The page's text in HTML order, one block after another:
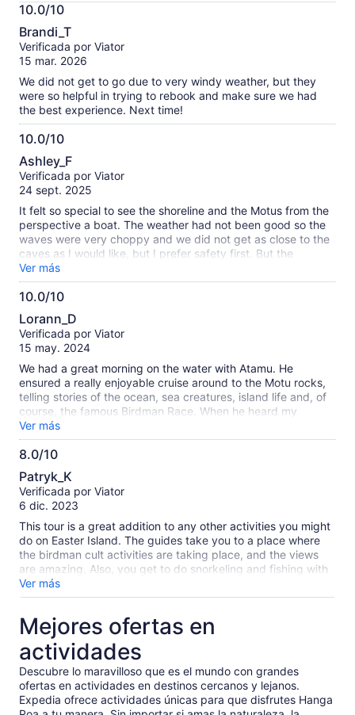
información
sobre
las
opiniones
10.0/10
10.0
de
10
Brandi_T
Verificada por Viator
15 mar. 2026
We did not get to go due to very windy weather, but they
were so helpful in trying to rebook and make sure we had
the best experience. Next time!
10.0/10
10.0
de
10
Ashley_F
Verificada por Viator
24 sept. 2025
It felt so special to see the shoreline and the Motus from the
perspective a boat. The weather had not been good so the
waves were very choppy and we did not get as close to the
caves as I would like, but I prefer safety first. But the
experience was magical. I felt very safe with the captain
though the waves were high. The captain only spoke
Spanish and I speak very elementary Spanish. So in my
communicate minimally enough to point out key points of
interest, discuss our love for fishing, and have an incredible
experience. I can’t wait to download my GoPro footage. The
guide is also an ancestral fisherman. I would have loved a
chance to hire him for a fishing charter to catch tuna.
Ver más
10.0/10
10.0
de
10
Lorann_D
Verificada por Viator
15 may. 2024
We had a great morning on the water with Atamu. He
ensured a really enjoyable cruise around to the Motu rocks,
telling stories of the ocean, sea creatures, island life and, of
course, the famous Birdman Race. When he heard my
husband is a keen fisherman, he dropped in two trolling lines.
No luck with the fishing but still a terrific trip.
Ver más
8.0/10
8.0
de
10
Patryk_K
Verificada por Viator
6 dic. 2023
This tour is a great addition to any other activities you might
do on Easter Island. The guides take you to a place where
the birdman cult activities are taking place, and the views
are amazing. Also, you get to do snorkeling and fishing with
your guide. I give 4 stars instead of 5 because of two
reasons: 1) The description stated that the tour would be in
spoke Spanish. 2) The description stated that the tour would
be private, but I was in the boat with 2 other people. Not a
problem, but if the tour is not 100% private please do not
label it like that.
Ver más
Mejores ofertas en
actividades
Descubre lo maravilloso que es el mundo con grandes
ofertas en actividades en destinos cercanos y lejanos.
Expedia ofrece actividades únicas para que disfrutes Hanga